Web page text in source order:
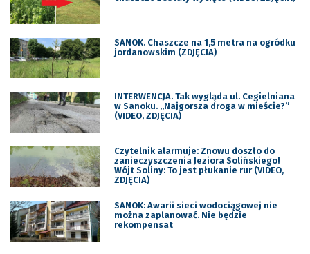
SANOK. Chaszcze na 1,5 metra na ogródku
jordanowskim (ZDJĘCIA)
INTERWENCJA. Tak wygląda ul. Cegielniana
w Sanoku. „Najgorsza droga w mieście?”
(VIDEO, ZDJĘCIA)
Czytelnik alarmuje: Znowu doszło do
zanieczyszczenia Jeziora Solińskiego!
Wójt Soliny: To jest płukanie rur (VIDEO,
ZDJĘCIA)
SANOK: Awarii sieci wodociągowej nie
można zaplanować. Nie będzie
rekompensat